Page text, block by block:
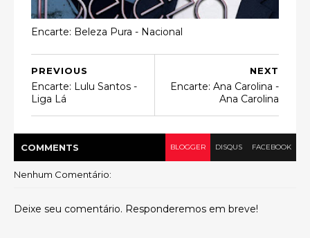
Encarte: Beleza Pura - Nacional
NEXT
Encarte: Ana Carolina -
Ana Carolina
PREVIOUS
Encarte: Lulu Santos -
Liga Lá
COMMENTS BLOGGER DISQUS FACEBOOK
Nenhum Comentário:
Deixe seu comentário. Responderemos em breve!